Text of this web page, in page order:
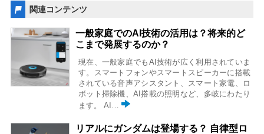
関連コンテンツ
一般家庭でのAI技術の活用は？将来的ど
こまで発展するのか？
現在、一般家庭でもAI技術が広く利用されていま
す。スマートフォンやスマートスピーカーに搭載
されている音声アシスタント、スマート家電、ロ
ボット掃除機、AI搭載の照明など、多岐にわたり
ます。 AI…
リアルにガンダムは登場する？ 自律型ロ